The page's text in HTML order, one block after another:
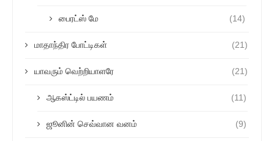
பைரட்ஸ் மே (14)
மாதாந்திர போட்டிகள் (21)
யாவரும் வெற்றியாளரே (21)
ஆகஸ்ட்டில் பயணம் (11)
ஜூனின் செவ்வான வனம் (9)